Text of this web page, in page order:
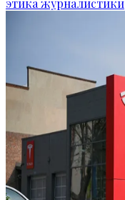
этика журналистики